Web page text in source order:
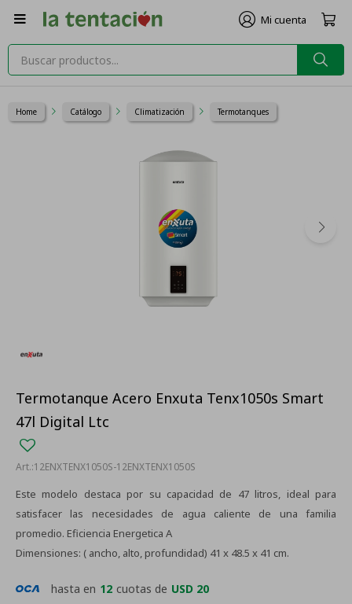

Home Catálogo Climatización Termotanques
Termotanque Acero Enxuta Tenx1050s Smart
47l Digital Ltc
12ENXTENX1050S-12ENXTENX1050S
Este modelo destaca por su capacidad de 47 litros, ideal para
satisfacer las necesidades de agua caliente de una familia
promedio. Eficiencia Energetica A
Dimensiones: ( ancho, alto, profundidad) 41 x 48.5 x 41 cm.
hasta en 12 cuotas de USD 20